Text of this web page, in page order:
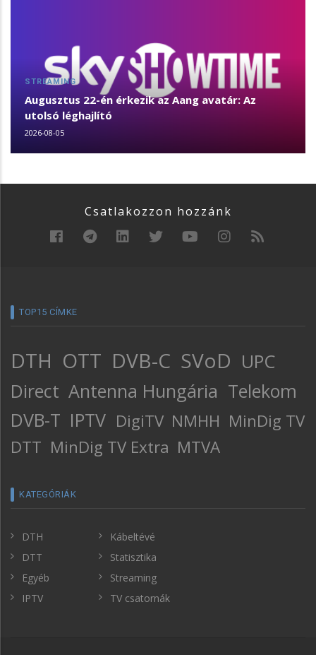
STREAMING
Augusztus 22-én érkezik az Aang avatár: Az
utolsó léghajlító
2026-08-05
Csatlakozzon hozzánk
TOP15 CÍMKE
DTH OTT DVB-C SVoD UPC
Direct Antenna Hungária Telekom
DVB-T IPTV DigiTV NMHH MinDig TV
DTT MinDig TV Extra MTVA
KATEGÓRIÁK
DTH
DTT
Egyéb
IPTV
Kábeltévé
Statisztika
Streaming
TV csatornák